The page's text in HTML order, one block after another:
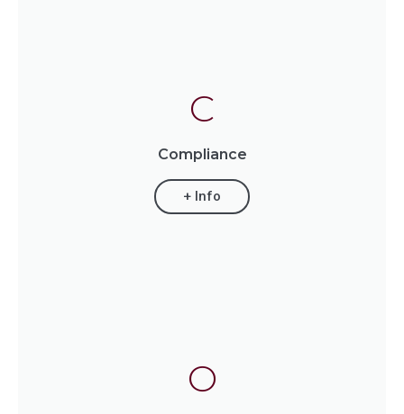
C
Compliance
+ Info
O